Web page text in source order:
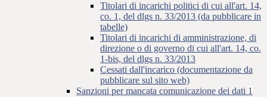
Titolari di incarichi politici di cui all'art. 14,
co. 1, del dlgs n. 33/2013 (da pubblicare in
tabelle)
Titolari di incarichi di amministrazione, di
direzione o di governo di cui all'art. 14, co.
1-bis, del dlgs n. 33/2013
Cessati dall'incarico (documentazione da
pubblicare sul sito web)
Sanzioni per mancata comunicazione dei dati 1